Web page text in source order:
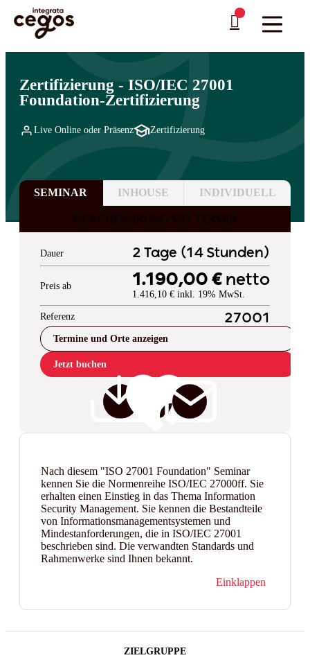
Skip to main content
Sie sind hier:Startseite Professionelle Weiterbildung & Schulungen in Deutschland
Governance: Normen & Standards
Zertifizierung - ISO/IEC 27001
Foundation-Zertifizierung
Live Online oder Präsenz Zertifizierung
SEMINAR INHOUSE INDIVIDUELL
DURCHFÜHRUNG MIT TERMIN
Dauer 2 Tage (14 Stunden)
Preis ab 1.190,00 € netto
1.416,10 € inkl. 19% MwSt.
Referenz 27001
Termine und Orte anzeigen
Jetzt buchen
Nach diesem "ISO 27001 Foundation" Seminar
kennen Sie die Normenreihe ISO/IEC 27000ff. Sie
erhalten einen Einstieg in das Thema Information
Security Management. Sie kennen die Bestandteile
von Informationsmanagementsystemen und
Mindestanforderungen, die in ISO/IEC 27001
beschrieben sind. Die verwandten Standards und
Rahmenwerke sind Ihnen bekannt.
Einklappen
ZIELGRUPPE